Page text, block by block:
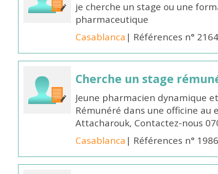
je cherche un stage ou une
pharmaceutique
Casablanca | Références n°
Cherche un stage
Jeune pharmacien dynamique
Rémunéré dans une officine au
Attacharouk, Contactez-nous
Casablanca | Références n°